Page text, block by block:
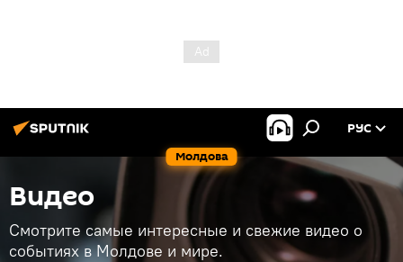
Молдова
РУС
Видео
Смотрите самые интересные и свежие видео о
событиях в Молдове и мире.